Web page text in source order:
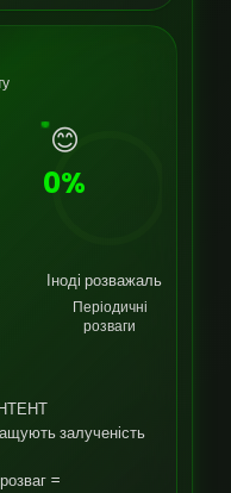
😊
0%
Іноді розважальні
Періодичні
розваги
залученість
=